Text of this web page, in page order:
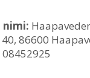
86600
08452925